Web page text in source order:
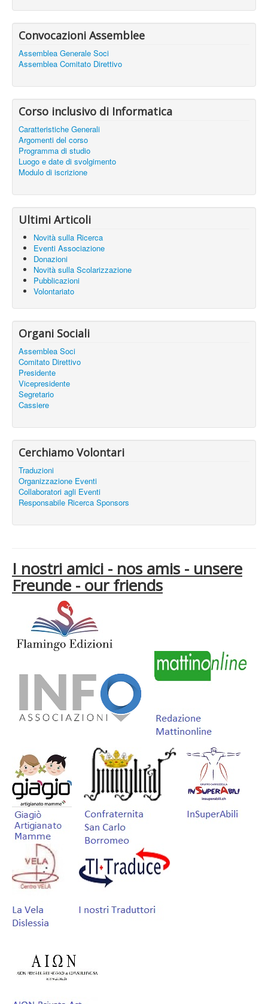
Convocazioni Assemblee
Assemblea Generale Soci
Assemblea Comitato Direttivo
Corso inclusivo di Informatica
Caratteristiche Generali
Argomenti del corso
Programma di studio
Luogo e date di svolgimento
Modulo di iscrizione
Ultimi Articoli
Novità sulla Ricerca
Eventi Associazione
Donazioni
Novità sulla Scolarizzazione
Pubblicazioni
Volontariato
Organi Sociali
Assemblea Soci
Comitato Direttivo
Presidente
Vicepresidente
Segretario
Cassiere
Cerchiamo Volontari
Traduzioni
Organizzazione Eventi
Collaboratori agli Eventi
Responsabile Ricerca Sponsors
I nostri amici - nos amis - unsere
Freunde - our friends